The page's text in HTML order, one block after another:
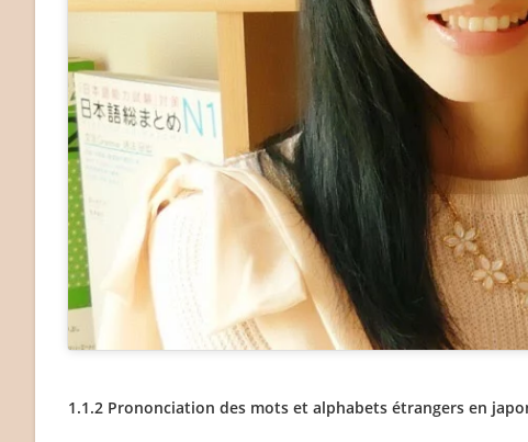
1.1.2 Prononciation des mots et alphabets étrangers en